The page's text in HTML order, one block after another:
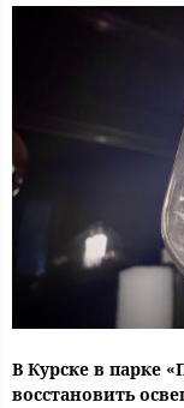
В Курске в парке
восстановить